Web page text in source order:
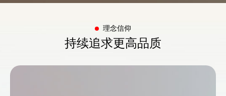
理念信仰
持续追求更高品质